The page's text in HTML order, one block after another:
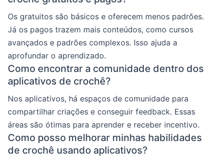
Os gratuitos são básicos e oferecem menos padrões.
Já os pagos trazem mais conteúdos, como cursos
avançados e padrões complexos. Isso ajuda a
aprofundar o aprendizado.
Como encontrar a comunidade dentro dos
aplicativos de crochê?
Nos aplicativos, há espaços de comunidade para
compartilhar criações e conseguir feedback. Essas
áreas são ótimas para aprender e receber incentivo.
Como posso melhorar minhas habilidades
de crochê usando aplicativos?